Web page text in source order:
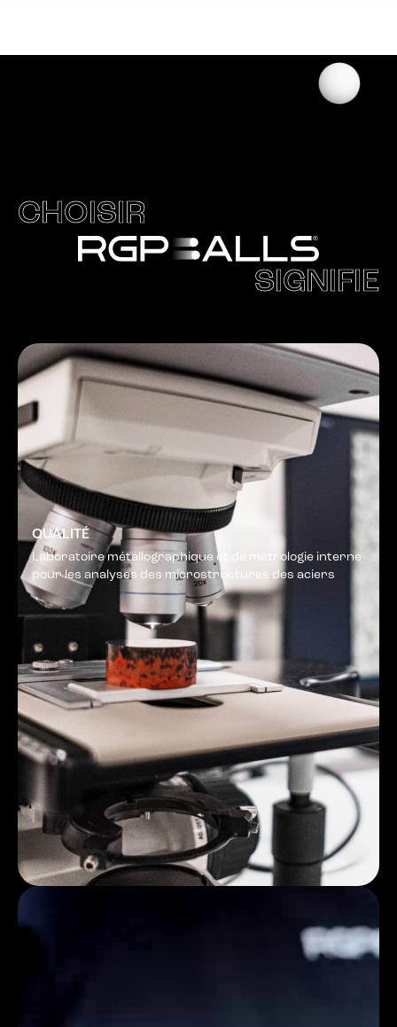
CHOISIR
SIGNIFIE
QUALITÉ
Laboratoire métallographique et de métrologie interne
pour les analyses des microstructures des aciers